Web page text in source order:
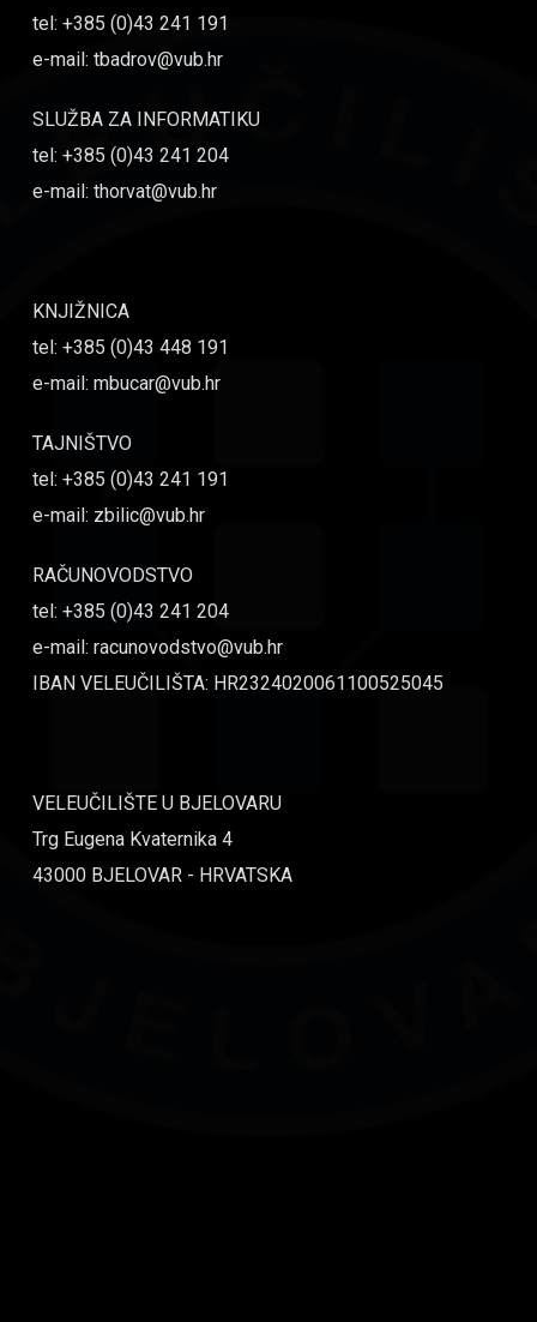
tel: +385 (0)43 241 191
e-mail: tbadrov@vub.hr
SLUŽBA ZA INFORMATIKU
tel: +385 (0)43 241 204
e-mail: thorvat@vub.hr
KNJIŽNICA
tel: +385 (0)43 448 191
e-mail: mbucar@vub.hr
TAJNIŠTVO
tel: +385 (0)43 241 191
e-mail: zbilic@vub.hr
RAČUNOVODSTVO
tel: +385 (0)43 241 204
e-mail: racunovodstvo@vub.hr
IBAN VELEUČILIŠTA: HR2324020061100525045
VELEUČILIŠTE U BJELOVARU
Trg Eugena Kvaternika 4
43000 BJELOVAR - HRVATSKA